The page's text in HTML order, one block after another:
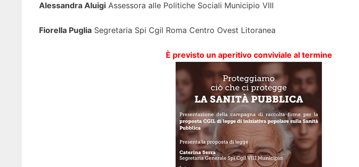
Alessandra AluigiAssessora alle Politiche Sociali Municipio VIII
Fiorella PugliaSegretaria Spi Cgil Roma Centro Ovest Litoranea
È previsto un aperitivo conviviale al termine